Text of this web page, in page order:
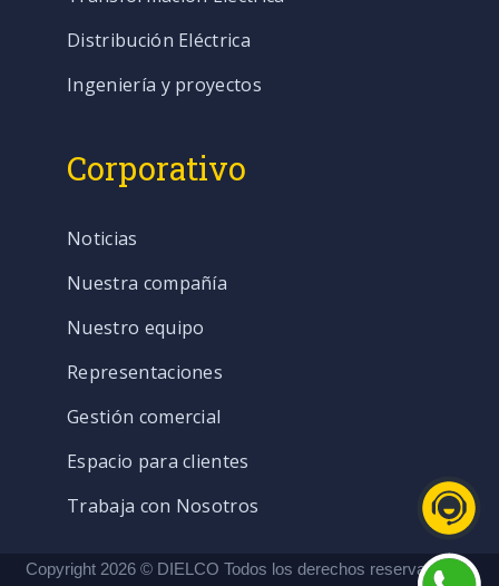
Distribución Eléctrica
Ingeniería y proyectos
Corporativo
Noticias
Nuestra compañía
Nuestro equipo
Representaciones
Gestión comercial
Espacio para clientes
Trabaja con Nosotros
Copyright 2026 © DIELCO Todos los derechos reservados. |